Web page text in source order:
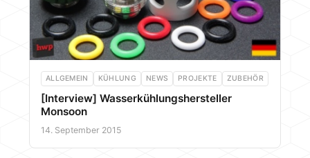
ALLGEMEIN KÜHLUNG NEWS PROJEKTE ZUBEHÖR
[Interview] Wasserkühlungshersteller
Monsoon
14. September 2015